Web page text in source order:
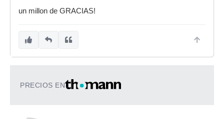
un millon de GRACIAS!
PRECIOS EN